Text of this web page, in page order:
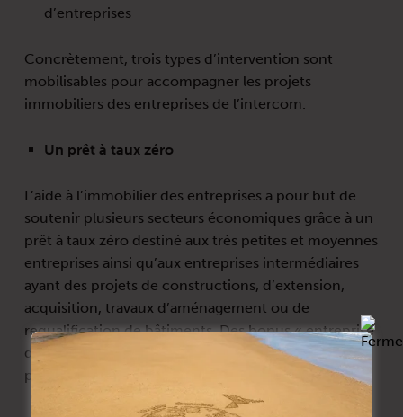
d’entreprises
Concrètement, trois types d’intervention sont
mobilisables pour accompagner les projets
immobiliers des entreprises de l’intercom.
Un prêt à taux zéro
L’aide à l’immobilier des entreprises a pour but de
soutenir plusieurs secteurs économiques grâce à un
prêt à taux zéro destiné aux très petites et moyennes
entreprises ainsi qu’aux entreprises intermédiaires
ayant des projets de constructions, d’extension,
acquisition, travaux d’aménagement ou de
requalification de bâtiments. Des bonus « entreprise
de proximité » et « développement durable »
pourront être appliqués sous certaines conditions.